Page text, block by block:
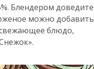
Блендером доведите
можно добавить
блюдо,